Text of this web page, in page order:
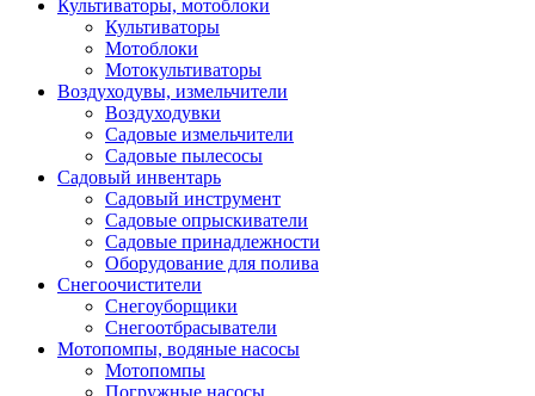
Культиваторы, мотоблоки
Культиваторы
Мотоблоки
Мотокультиваторы
Воздуходувы, измельчители
Воздуходувки
Садовые измельчители
Садовые пылесосы
Садовый инвентарь
Садовый инструмент
Садовые опрыскиватели
Садовые принадлежности
Оборудование для полива
Снегоочистители
Снегоуборщики
Снегоотбрасыватели
Мотопомпы, водяные насосы
Мотопомпы
Погружные насосы